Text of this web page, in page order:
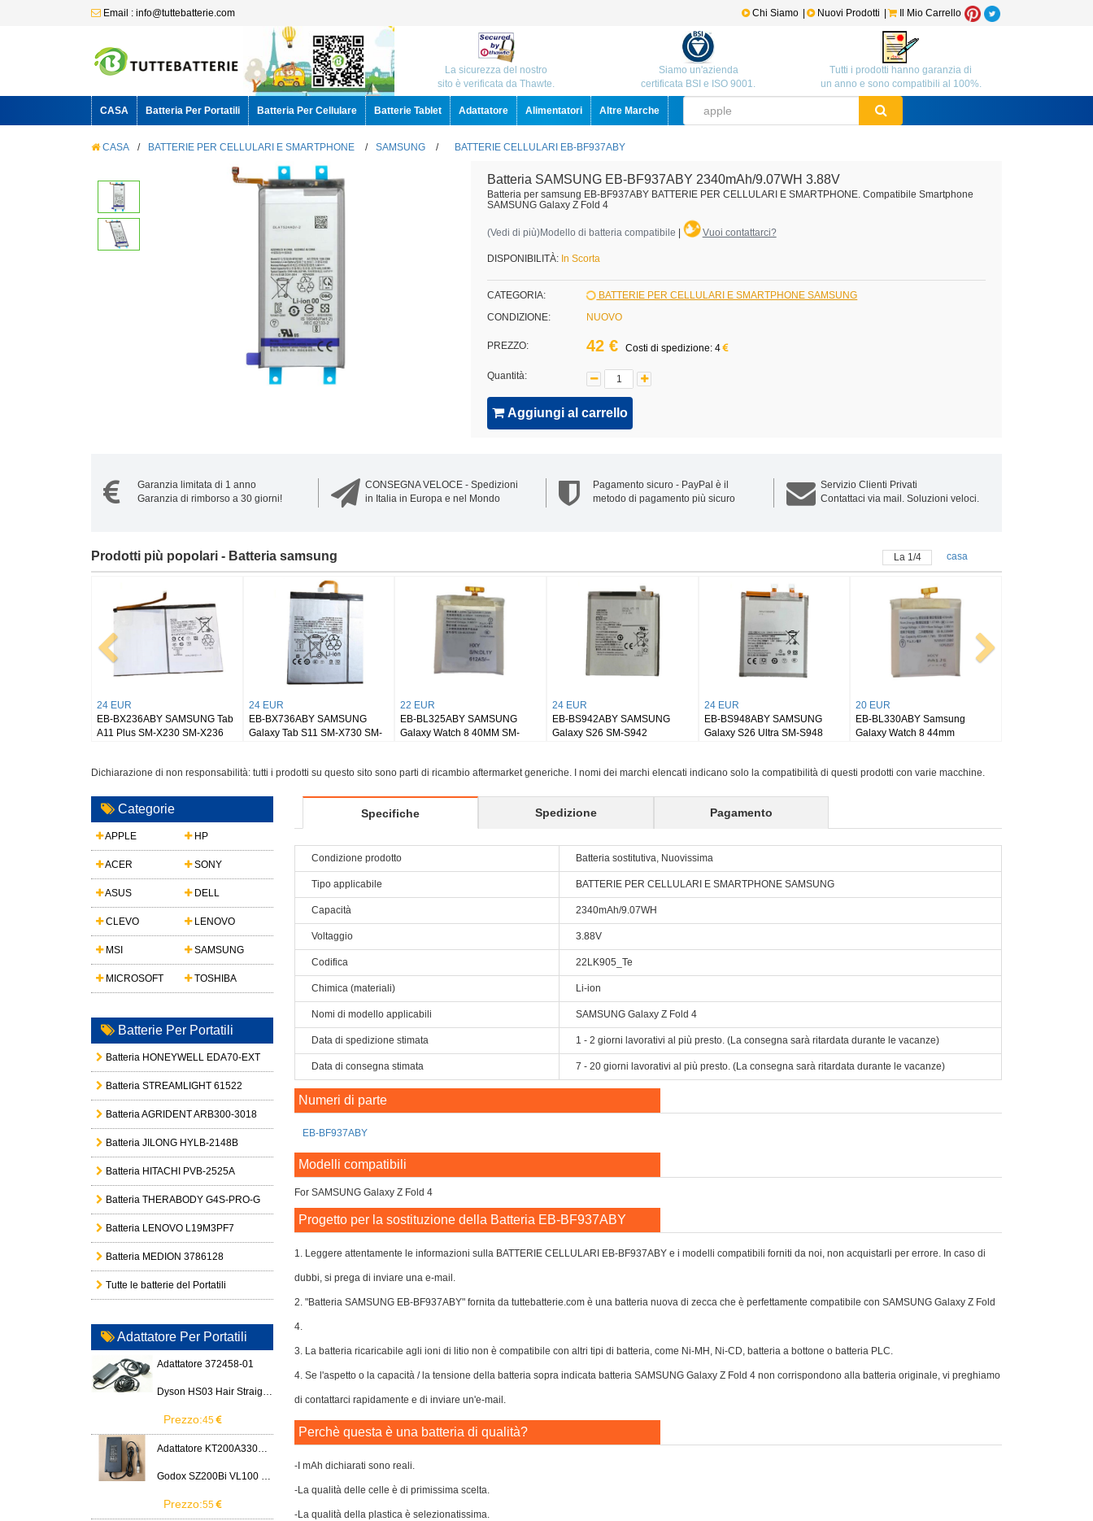
Email : info@tuttebatterie.com Il Mio Carrello
Nuovi Prodotti
Chi Siamo
La sicurezza del nostro
sito è verificata da Thawte.
Siamo un'azienda
certificata BSI e ISO 9001.
Tutti i prodotti hanno garanzia di
un anno e sono compatibili al 100%.
CASA Batteria Per Portatili Batteria Per Cellulare Batterie Tablet Adattatore Alimentatori Altre Marche
CASA / BATTERIE PER CELLULARI E SMARTPHONE / SAMSUNG / BATTERIE CELLULARI EB-BF937ABY
Batteria SAMSUNG EB-BF937ABY 2340mAh/9.07WH 3.88V
Batteria per samsung EB-BF937ABY BATTERIE PER CELLULARI E SMARTPHONE. Compatibile Smartphone
SAMSUNG Galaxy Z Fold 4
(Vedi di più)Modello di batteria compatibile Vuoi contattarci?
DISPONIBILITÀ: In Scorta
CATEGORIA:
BATTERIE PER CELLULARI E SMARTPHONE SAMSUNG
CONDIZIONE:
NUOVO
PREZZO: 42 € Costi di spedizione: 4
Quantità:
Aggiungi al carrello
Garanzia limitata di 1 anno
Garanzia di rimborso a 30 giorni!
CONSEGNA VELOCE - Spedizioni
in Italia in Europa e nel Mondo
Pagamento sicuro - PayPal è il
metodo di pagamento più sicuro
Servizio Clienti Privati
Contattaci via mail. Soluzioni veloci.
Prodotti più popolari - Batteria samsung La 1/4 casa
21 EUR
EB-BS946ABY Samsung
Galaxy S26 Plus/S947
20 EUR
NS1250 Samsung Buds 2/
buds 2 pro earbuds
32 EUR
EB-BX906ABY SAMSUNG
Galaxy Tab S8 Ultra SM-X900
25 EUR
EB-BX818ABY SAMSUNG
Galaxy Tab S9 Plus Wi-fi
25 EUR
EB-BX516ABY SAMSUNG
Galaxy Tab S9FE X510 X516
25 EUR
BT545ABY SAMSUNG Tab
Active Pro SM-T540/T545/T547
Dichiarazione di non responsabilità: tutti i prodotti su questo sito sono parti di ricambio aftermarket generiche. I nomi dei marchi elencati indicano solo la compatibilità di questi prodotti con varie macchine.
Specifiche Spedizione Pagamento
Condizione prodotto Batteria sostitutiva, Nuovissima
Tipo applicabile BATTERIE PER CELLULARI E SMARTPHONE SAMSUNG
Capacità 2340mAh/9.07WH
Voltaggio 3.88V
Codifica 22LK905_Te
Chimica (materiali) Li-ion
Nomi di modello applicabili SAMSUNG Galaxy Z Fold 4
Data di spedizione stimata 1 - 2 giorni lavorativi al più presto. (La consegna sarà ritardata durante le vacanze)
Data di consegna stimata 7 - 20 giorni lavorativi al più presto. (La consegna sarà ritardata durante le vacanze)
Numeri di parte
EB-BF937ABY
Modelli compatibili
For SAMSUNG Galaxy Z Fold 4
Progetto per la sostituzione della Batteria EB-BF937ABY
1. Leggere attentamente le informazioni sulla BATTERIE CELLULARI EB-BF937ABY e i modelli compatibili forniti da noi, non acquistarli per errore. In caso di
dubbi, si prega di inviare una e-mail.
2. "Batteria SAMSUNG EB-BF937ABY" fornita da tuttebatterie.com è una batteria nuova di zecca che è perfettamente compatibile con SAMSUNG Galaxy Z Fold
4.
3. La batteria ricaricabile agli ioni di litio non è compatibile con altri tipi di batteria, come Ni-MH, Ni-CD, batteria a bottone o batteria PLC.
4. Se l'aspetto o la capacità / la tensione della batteria sopra indicata batteria SAMSUNG Galaxy Z Fold 4 non corrispondono alla batteria originale, vi preghiamo
di contattarci rapidamente e di inviare un'e-mail.
Perchè questa è una batteria di qualità?
-I mAh dichiarati sono reali.
-La qualità delle celle è di primissima scelta.
-La qualità della plastica è selezionatissima.
Categorie
APPLE HP
ACER SONY
ASUS DELL
CLEVO LENOVO
MSI SAMSUNG
MICROSOFT TOSHIBA
Batterie Per Portatili
Batteria HONEYWELL EDA70-EXT
Batteria STREAMLIGHT 61522
Batteria AGRIDENT ARB300-3018
Batteria JILONG HYLB-2148B
Batteria HITACHI PVB-2525A
Batteria THERABODY G4S-PRO-G
Batteria LENOVO L19M3PF7
Batteria MEDION 3786128
Tutte le batterie del Portatili
Adattatore Per Portatili
Adattatore 372458-01
Dyson HS03 Hair Straightener
Prezzo:45
Adattatore KT200A3300666B3
Godox SZ200Bi VL100 VL200 VL300 LED Light
Prezzo:55